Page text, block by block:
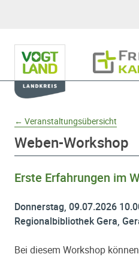
← Veranstaltungsübersicht
Weben-Workshop
Erste Erfahrungen im
Donnerstag, 09.07.2026
Regionalbibliothek Gera,
Bei diesem Workshop